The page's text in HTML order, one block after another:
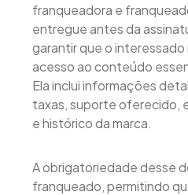
franqueadora e
entregue antes da
garantir que o
acesso ao conteúdo
Ela inclui informações
taxas, suporte oferecido,
e histórico da marca.
A obrigatoriedade desse
franqueado, permitindo